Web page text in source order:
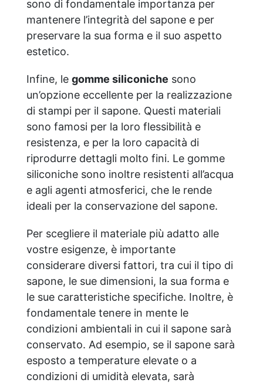
derivati dell'olio di cocco che usate
provengono da fonti sostenibili? Non ci è
possibile garantire che ogni singolo
costantemente al lavoro con i nostri
fornitori alla ricerca di nuove soluzioni
sostenibili, per ridurre ancora di più
l’impatto ambientale dei prodotti, per un
consumo sostenibile. Da quali fonti deriva
la vostra glicerina? La nostra glicerina è
derivata dall'olio di colza, garantendo
un'origine naturale e vegetale ed a minor
impatto ambientale rispetto alla glicerina
ottenuta da grassi animali. Documenti di
Sicurezza (SDS) Test Dermatologico
sono di fondamentale importanza per
mantenere l’integrità del sapone e per
preservare la sua forma e il suo aspetto
estetico.
Infine, le gomme siliconiche sono
un’opzione eccellente per la realizzazione
di stampi per il sapone. Questi materiali
sono famosi per la loro flessibilità e
resistenza, e per la loro capacità di
riprodurre dettagli molto fini. Le gomme
siliconiche sono inoltre resistenti all’acqua
e agli agenti atmosferici, che le rende
ideali per la conservazione del sapone.
Per scegliere il materiale più adatto alle
vostre esigenze, è importante
considerare diversi fattori, tra cui il tipo di
sapone, le sue dimensioni, la sua forma e
le sue caratteristiche specifiche. Inoltre, è
fondamentale tenere in mente le
condizioni ambientali in cui il sapone sarà
conservato. Ad esempio, se il sapone sarà
esposto a temperature elevate o a
condizioni di umidità elevata, sarà